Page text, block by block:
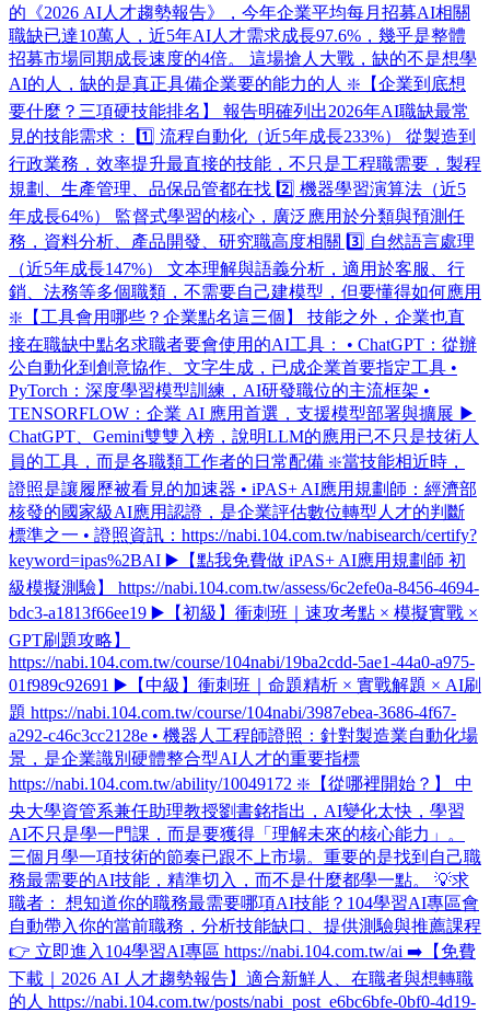
的《2026 AI人才趨勢報告》，今年企業平均每月招募AI相關
職缺已達10萬人，近5年AI人才需求成長97.6%，幾乎是整體
招募市場同期成長速度的4倍。 這場搶人大戰，缺的不是想學
AI的人，缺的是真正具備企業要的能力的人 ❇️【企業到底想
要什麼？三項硬技能排名】 報告明確列出2026年AI職缺最常
見的技能需求： 1️⃣ 流程自動化（近5年成長233%） 從製造到
行政業務，效率提升最直接的技能，不只是工程職需要，製程
規劃、生產管理、品保品管都在找 2️⃣ 機器學習演算法（近5
年成長64%） 監督式學習的核心，廣泛應用於分類與預測任
務，資料分析、產品開發、研究職高度相關 3️⃣ 自然語言處理
（近5年成長147%） 文本理解與語義分析，適用於客服、行
銷、法務等多個職類，不需要自己建模型，但要懂得如何應用
❇️【工具會用哪些？企業點名這三個】 技能之外，企業也直
接在職缺中點名求職者要會使用的AI工具： • ChatGPT：從辦
公自動化到創意協作、文字生成，已成企業首要指定工具 •
PyTorch：深度學習模型訓練，AI研發職位的主流框架 •
TENSORFLOW：企業 AI 應用首選，支援模型部署與擴展 ▶
ChatGPT、Gemini雙雙入榜，說明LLM的應用已不只是技術人
員的工具，而是各職類工作者的日常配備 ❇️當技能相近時，
證照是讓履歷被看見的加速器 • iPAS+ AI應用規劃師：經濟部
核發的國家級AI應用認證，是企業評估數位轉型人才的判斷
標準之一 • 證照資訊：https://nabi.104.com.tw/nabisearch/certify?
keyword=ipas%2BAI ▶️【點我免費做 iPAS+ AI應用規劃師 初
級模擬測驗】 https://nabi.104.com.tw/assess/6c2efe0a-8456-4694-
bdc3-a1813f66ee19 ▶️【初級】衝刺班｜速攻考點 × 模擬實戰 ×
GPT刷題攻略】
https://nabi.104.com.tw/course/104nabi/19ba2cdd-5ae1-44a0-a975-
01f989c92691 ▶️【中級】衝刺班｜命題精析 × 實戰解題 × AI刷
題 https://nabi.104.com.tw/course/104nabi/3987ebea-3686-4f67-
a292-c46c3cc2128e • 機器人工程師證照：針對製造業自動化場
景，是企業識別硬體整合型AI人才的重要指標
https://nabi.104.com.tw/ability/10049172 ❇️【從哪裡開始？】 中
央大學資管系兼任助理教授劉書銘指出，AI變化太快，學習
AI不只是學一門課，而是要獲得「理解未來的核心能力」。
三個月學一項技術的節奏已跟不上市場。重要的是找到自己職
務最需要的AI技能，精準切入，而不是什麼都學一點。 💡求
職者： 想知道你的職務最需要哪項AI技能？104學習AI專區會
自動帶入你的當前職務，分析技能缺口、提供測驗與推薦課程
👉 立即進入104學習AI專區 https://nabi.104.com.tw/ai ➡️【免費
下載｜2026 AI 人才趨勢報告】適合新鮮人、在職者與想轉職
的人 https://nabi.104.com.tw/posts/nabi_post_e6bc6bfe-0bf0-4d19-